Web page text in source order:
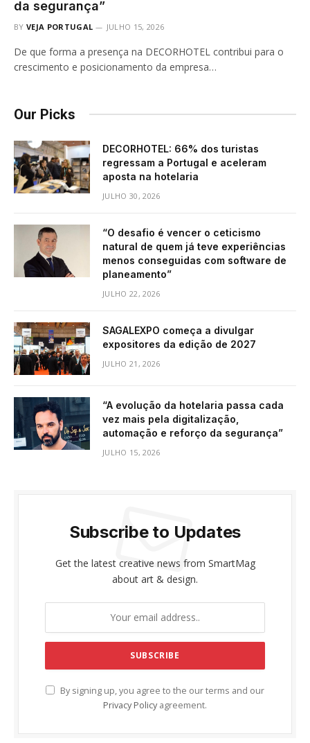
da segurança”
BY VEJA PORTUGAL JULHO 15, 2026
De que forma a presença na DECORHOTEL contribui para o
crescimento e posicionamento da empresa…
Our Picks
DECORHOTEL: 66% dos turistas
regressam a Portugal e aceleram
aposta na hotelaria
JULHO 30, 2026
“O desafio é vencer o ceticismo
natural de quem já teve experiências
menos conseguidas com software de
planeamento”
JULHO 22, 2026
SAGALEXPO começa a divulgar
expositores da edição de 2027
JULHO 21, 2026
“A evolução da hotelaria passa cada
vez mais pela digitalização,
automação e reforço da segurança”
JULHO 15, 2026
Subscribe to Updates
Get the latest creative news from SmartMag
about art & design.
By signing up, you agree to the our terms and our
Privacy Policy agreement.